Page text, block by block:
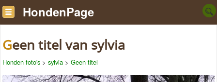
HondenPage
Geen titel van sylvia
Honden foto's > sylvia > Geen titel